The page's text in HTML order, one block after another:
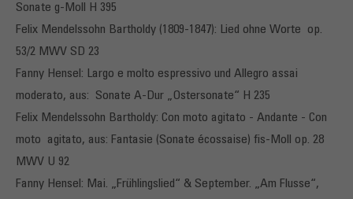
Sonate g-Moll H 395
Felix Mendelssohn Bartholdy (1809-1847): Lied ohne Worte op.
53/2 MWV SD 23
Fanny Hensel: Largo e molto espressivo und Allegro assai
moderato, aus: Sonate A-Dur „Ostersonate“ H 235
Felix Mendelssohn Bartholdy: Con moto agitato - Andante - Con
moto agitato, aus: Fantasie (Sonate écossaise) fis-Moll op. 28
MWV U 92
Fanny Hensel: Mai. „Frühlingslied“ & September. „Am Flusse“,